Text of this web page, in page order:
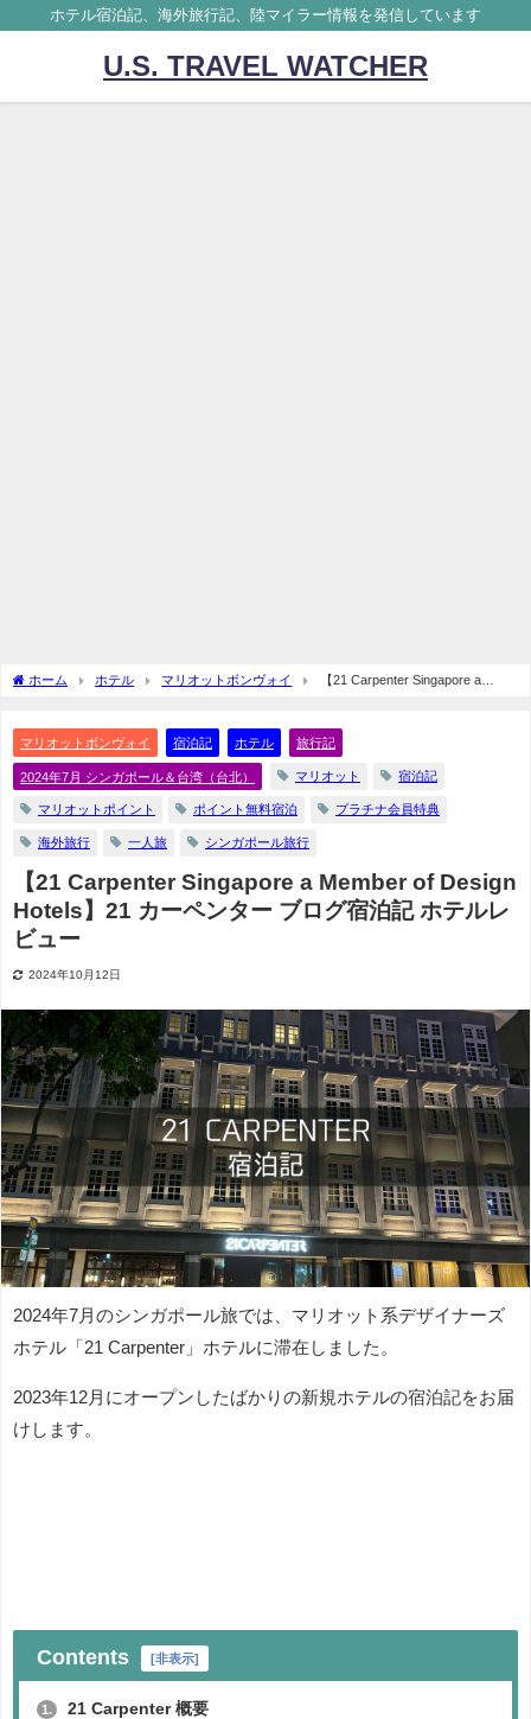
ホテル宿泊記、海外旅行記、陸マイラー情報を発信しています
U.S. TRAVEL WATCHER
ホーム ホテル マリオットボンヴォイ
【21 Carpenter Singapore a
マリオットボンヴォイ 宿泊記 ホテル 旅行記
2024年7月 シンガポール＆台湾（台北） マリオット 宿泊記
マリオットポイント ポイント無料宿泊 プラチナ会員特典
海外旅行 一人旅 シンガポール旅行
【21 Carpenter Singapore a Member of Design
Hotels】21 カーペンター ブログ宿泊記 ホテルレ
ビュー
2024年10月12日
2024年7月のシンガポール旅では、マリオット系デザイナーズ
ホテル「21 Carpenter」ホテルに滞在しました。
2023年12月にオープンしたばかりの新規ホテルの宿泊記をお届
けします。
Contents [非表示]
1. 21 Carpenter 概要